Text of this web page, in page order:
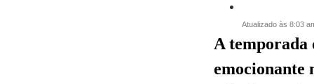
Atualizado às 8:03
A temporada
emocionante